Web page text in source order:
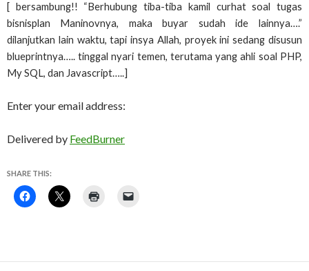
[ bersambung!! “Berhubung tiba-tiba kamil curhat soal tugas
bisnisplan Maninovnya, maka buyar sudah ide lainnya….”
dilanjutkan lain waktu, tapi insya Allah, proyek ini sedang disusun
blueprintnya….. tinggal nyari temen, terutama yang ahli soal PHP,
My SQL, dan Javascript…..]
Enter your email address:
Delivered by FeedBurner
SHARE THIS: